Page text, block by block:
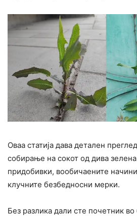
Оваа статија дава детален
собирање на сокот од дива зелена
придобивки, вообичаените
клучните безбедносни мерки.
Без разлика дали сте почетник